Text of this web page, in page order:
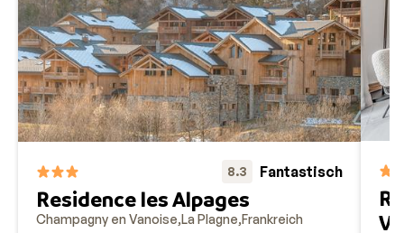
8.3 Fantastisch
Residence les Alpages
Champagny en Vanoise La Plagne Frankreich